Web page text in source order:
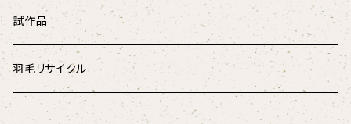
和柄
デニム
ペチコート
腹巻き
試作品
羽毛リサイクル